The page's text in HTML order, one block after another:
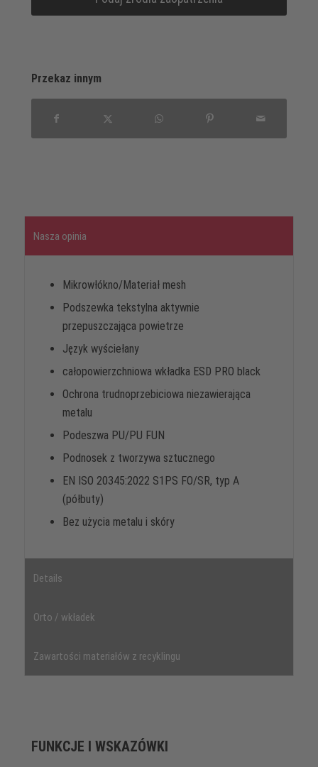
Przekaz innym
Nasza opinia
Mikrowłókno/Materiał mesh
Podszewka tekstylna aktywnie
przepuszczająca powietrze
Język wyściełany
całopowierzchniowa wkładka ESD PRO black
Ochrona trudnoprzebiciowa niezawierająca
metalu
Podeszwa PU/PU FUN
Podnosek z tworzywa sztucznego
EN ISO 20345:2022 S1PS FO/SR, typ A
(półbuty)
Bez użycia metalu i skóry
Details
Orto / wkładek
Zawartości materiałów z recyklingu
FUNKCJE I WSKAZÓWKI